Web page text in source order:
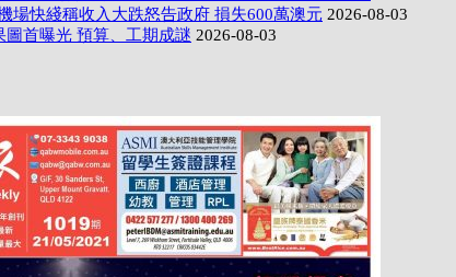
場快綫稱收入大跌怒告政府 損失600萬澳元 2026-08-03
首曝光 預算、工期成謎 2026-08-03